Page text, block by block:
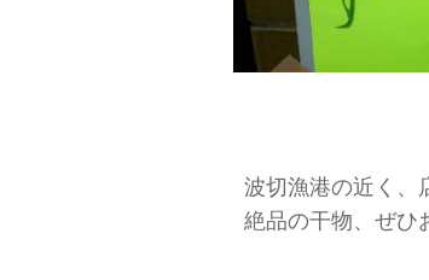
波切漁港の近く、
絶品の干物、ぜひ